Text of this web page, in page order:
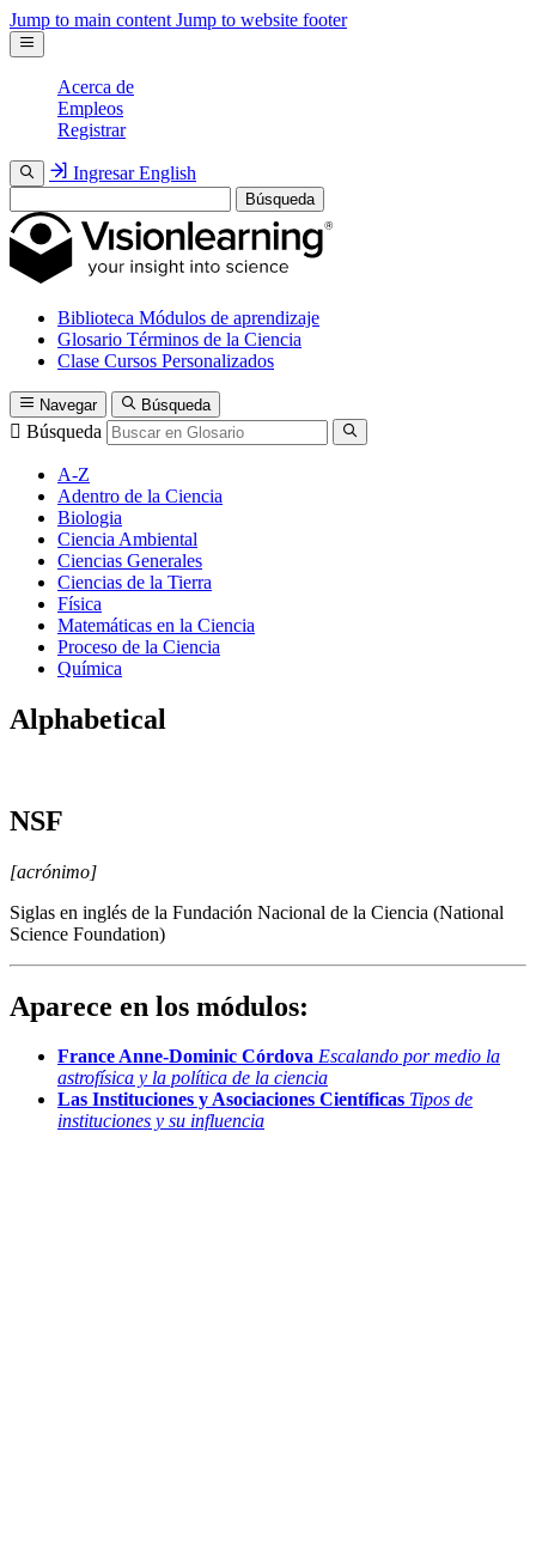
Jump to main content Jump to website footer
Acerca de
Empleos
Registrar
Ingresar English
Búsqueda
Biblioteca Módulos de aprendizaje
Glosario Términos de la Ciencia
Clase Cursos Personalizados
Navegar Búsqueda
Búsqueda
A-Z
Adentro de la Ciencia
Biologia
Ciencia Ambiental
Ciencias Generales
Ciencias de la Tierra
Física
Matemáticas en la Ciencia
Proceso de la Ciencia
Química
Alphabetical
NSF
[acrónimo]
Siglas en inglés de la Fundación Nacional de la Ciencia (National
Science Foundation)
Aparece en los módulos:
France Anne-Dominic Córdova Escalando por medio la
astrofísica y la política de la ciencia
Las Instituciones y Asociaciones Científicas Tipos de
instituciones y su influencia